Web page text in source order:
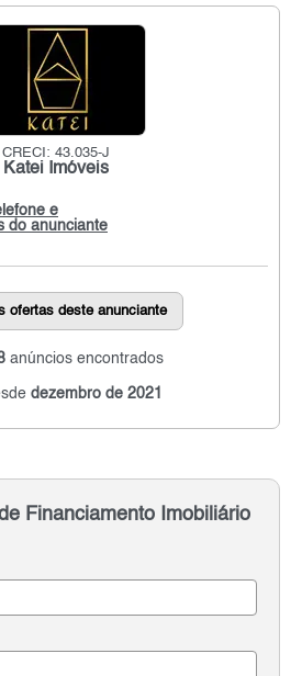
CRECI: 43.035-J
Katei Imóveis
e
do anunciante
ofertas deste anunciante
anúncios encontrados
dezembro de 2021
Financiamento Imobiliário